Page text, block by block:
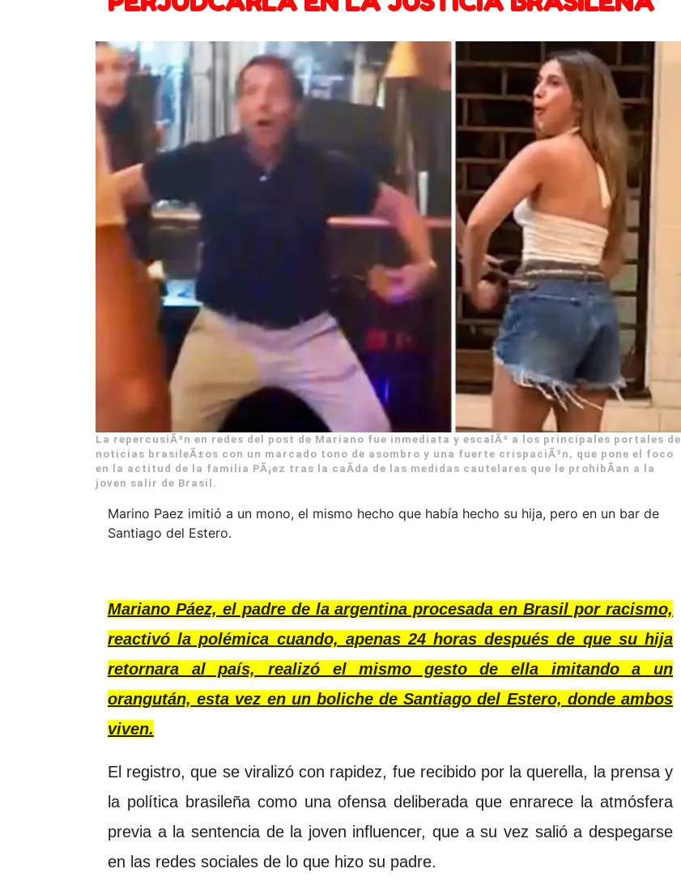
La repercusiÃ³n en redes del post de Mariano fue inmediata y escalÃ³ a los principales portales de
noticias brasileÃ±os con un marcado tono de asombro y una fuerte crispaciÃ³n, que pone el foco
en la actitud de la familia PÃ¡ez tras la caÃ­da de las medidas cautelares que le prohibÃ­an a la
joven salir de Brasil.
Marino Paez imitió a un mono, el mismo hecho que había hecho su hija, pero en un bar de
Santiago del Estero.
Mariano Páez, el padre de la argentina procesada en Brasil por racismo,
reactivó la polémica cuando, apenas 24 horas después de que su hija
retornara al país, realizó el mismo gesto de ella imitando a un
orangután, esta vez en un boliche de Santiago del Estero, donde ambos
viven.
El registro, que se viralizó con rapidez, fue recibido por la querella, la prensa y
la política brasileña como una ofensa deliberada que enrarece la atmósfera
previa a la sentencia de la joven influencer, que a su vez salió a despegarse
en las redes sociales de lo que hizo su padre.